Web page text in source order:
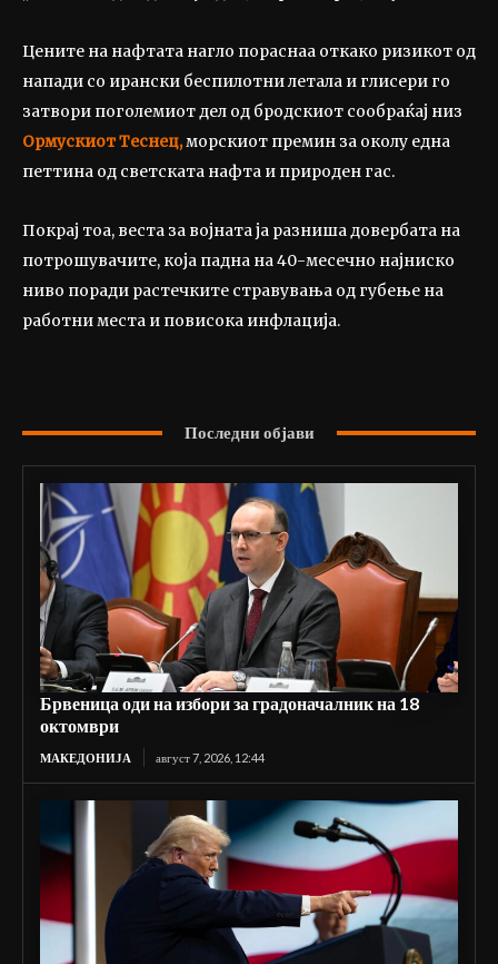
Цените на нафтата нагло пораснаа откако ризикот од
напади со ирански беспилотни летала и глисери го
затвори поголемиот дел од бродскиот сообраќај низ
Ормускиот Теснец,морскиот премин за околу една
петтина од светската нафта и природен гас.
Покрај тоа, веста за војната ја разниша довербата на
потрошувачите, која падна на 40-месечно најниско
ниво поради растечките стравувања од губење на
работни места и повисока инфлација.
Последни објави
Брвеница оди на избори за градоначалник на 18
октомври
МАКЕДОНИЈА август 7, 2026, 12:44